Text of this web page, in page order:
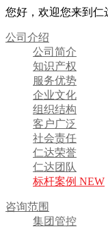
您好，欢迎您来到仁
公司介绍
公司简介
知识产权
服务优势
企业文化
组织结构
客户广泛
社会责任
仁达荣誉
仁达团队
标杆案例 NEW
咨询范围
集团管控